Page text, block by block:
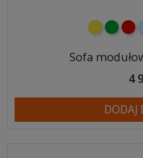
żółtyzielony
Sofa
4
DODAJ